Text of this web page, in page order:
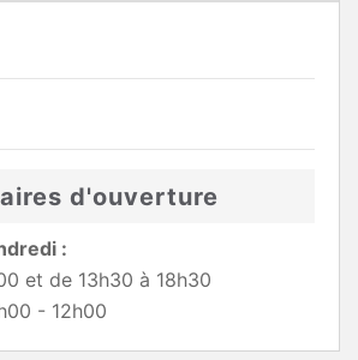
d'ouverture
:
et de 13h30 à 18h30
- 12h00